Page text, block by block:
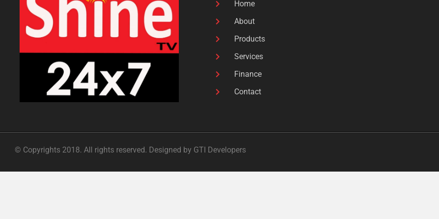
Home
About
Products
Services
Finance
Contact
© Copyrights 2018. All rights reserved. Designed by GTI Developers